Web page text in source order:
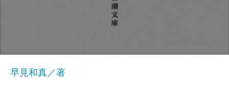
早見和真／著